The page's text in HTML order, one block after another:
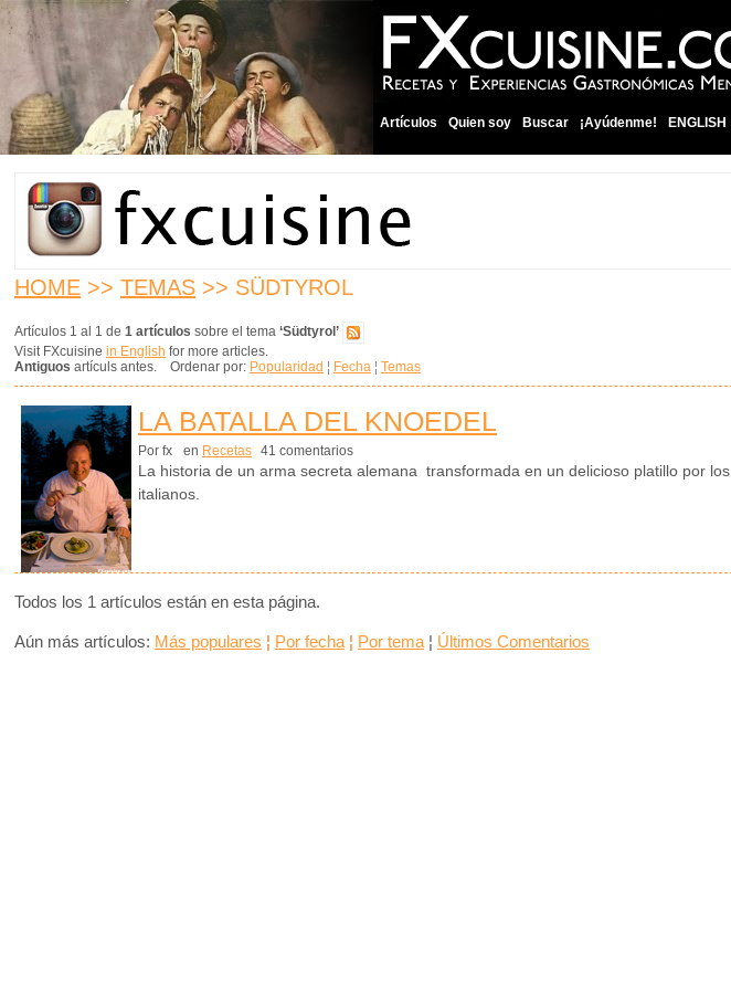
Artículos Quien soy Buscar ¡Ayúdenme! ENGLISH
HOME >> TEMAS >> SÜDTYROL
Artículos 1 al 1 de 1 artículos sobre el tema ‘Südtyrol’
Visit FXcuisine in English for more articles.
Antiguos artículs antes. Ordenar por: Popularidad ¦ Fecha ¦ Temas
LA BATALLA DEL KNOEDEL
Por fx en Recetas 41 comentarios
La historia de un arma secreta alemana transformada en un delicioso platillo por los
italianos.
Todos los 1 artículos están en esta página.
Aún más artículos: Más populares ¦ Por fecha ¦ Por tema ¦ Últimos Comentarios